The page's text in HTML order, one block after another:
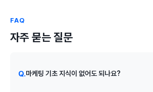
FAQ
자주 묻는 질문
Q.마케팅 기초 지식이 없어도 되나요?